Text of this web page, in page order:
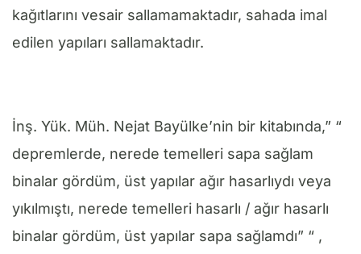
kağıtlarını vesair sallamamaktadır, sahada imal
edilen yapıları sallamaktadır.
İnş. Yük. Müh. Nejat Bayülke’nin bir kitabında,” “
depremlerde, nerede temelleri sapa sağlam
binalar gördüm, üst yapılar ağır hasarlıydı veya
yıkılmıştı, nerede temelleri hasarlı / ağır hasarlı
binalar gördüm, üst yapılar sapa sağlamdı” “ ,